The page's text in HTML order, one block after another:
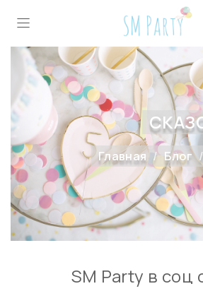
Главная Блог
SM Party в соц